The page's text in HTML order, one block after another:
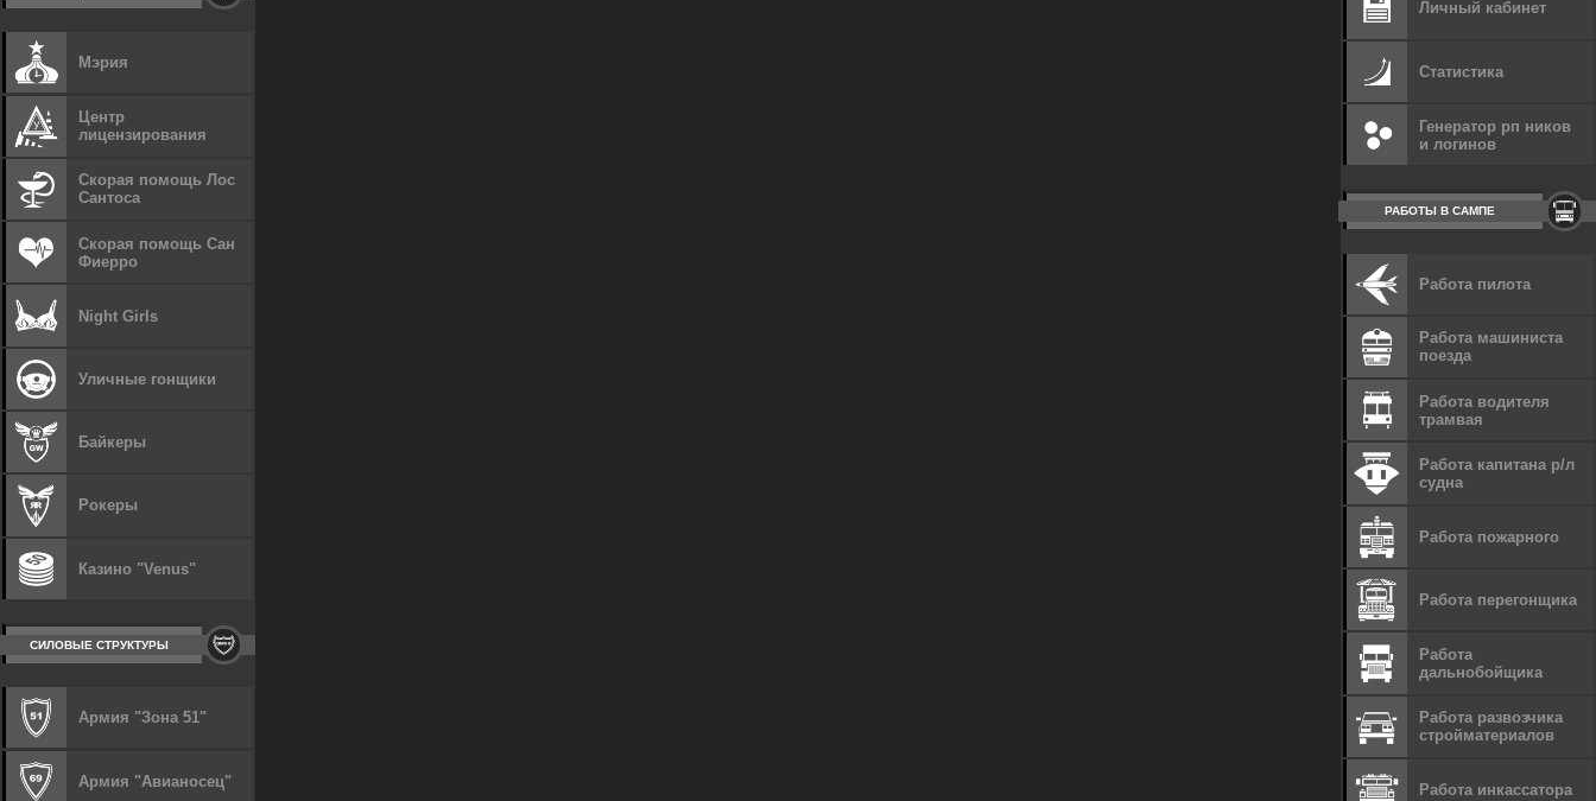
Мэрия
Центр
лицензирования
Скорая помощь Лос
Сантоса
Скорая помощь Сан
Фиерро
Night Girls
Уличные гонщики
Байкеры
Рокеры
Казино "Venus"
СИЛОВЫЕ СТРУКТУРЫ
Армия "Зона 51"
Армия "Авианосец"
Личный кабинет
Статистика
Генератор рп ников
и логинов
РАБОТЫ В САМПЕ
Работа пилота
Работа машиниста
поезда
Работа водителя
трамвая
Работа капитана р/л
судна
Работа пожарного
Работа перегонщика
Работа
дальнобойщика
Работа развозчика
стройматериалов
Работа инкассатора